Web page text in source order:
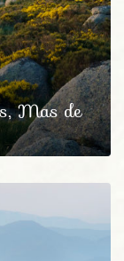
Mas de